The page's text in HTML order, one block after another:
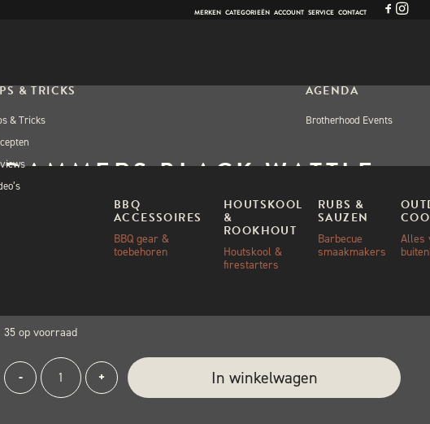
MERKEN CATEGORIEËN ACCOUNT SERVICE CONTACT
BBQ
ACCESSOIRES
BBQ gear &
toebehoren
HOUTSKOOL
&
ROOKHOUT
Houtskool &
firestarters
RUBS &
SAUZEN
Barbecue
smaakmakers
Alles
& TRICKS
& Tricks
AGENDA
Brotherhood Events
DAMMERS BLACK WATTLE
SOUTH AFRICAN
HOUTSKOOL 10KG
35 op voorraad
-
Dammers
Black
+ In winkelwagen
Alternative: